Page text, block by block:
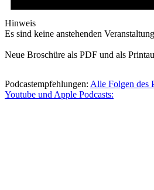
Hinweis
Es sind keine anstehenden
Neue Broschüre als PDF und als
Podcastempfehlungen: Alle Folgen des
Youtube und Apple Podcasts: